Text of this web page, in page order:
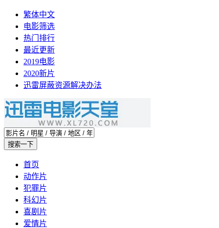
繁体中文
电影筛选
热门排行
最近更新
2019电影
2020新片
迅雷屏蔽资源解决办法
首页
动作片
犯罪片
科幻片
喜剧片
爱情片